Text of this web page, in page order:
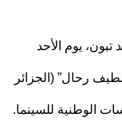
يوم الأحد
رحال” (الجزائر
الوطنية للسينما.